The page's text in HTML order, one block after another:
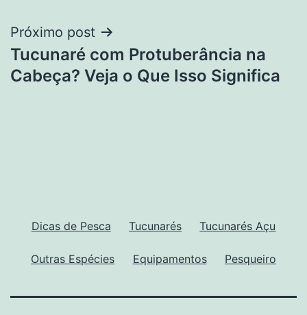
Próximo post
Tucunaré com Protuberância na
Cabeça? Veja o Que Isso Significa
Dicas de Pesca Tucunarés Tucunarés Açu
Outras Espécies Equipamentos Pesqueiro